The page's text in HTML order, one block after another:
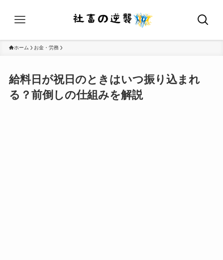
ホーム お金・労務
給料日が祝日のときはいつ振り込まれ
る？前倒しの仕組みを解説